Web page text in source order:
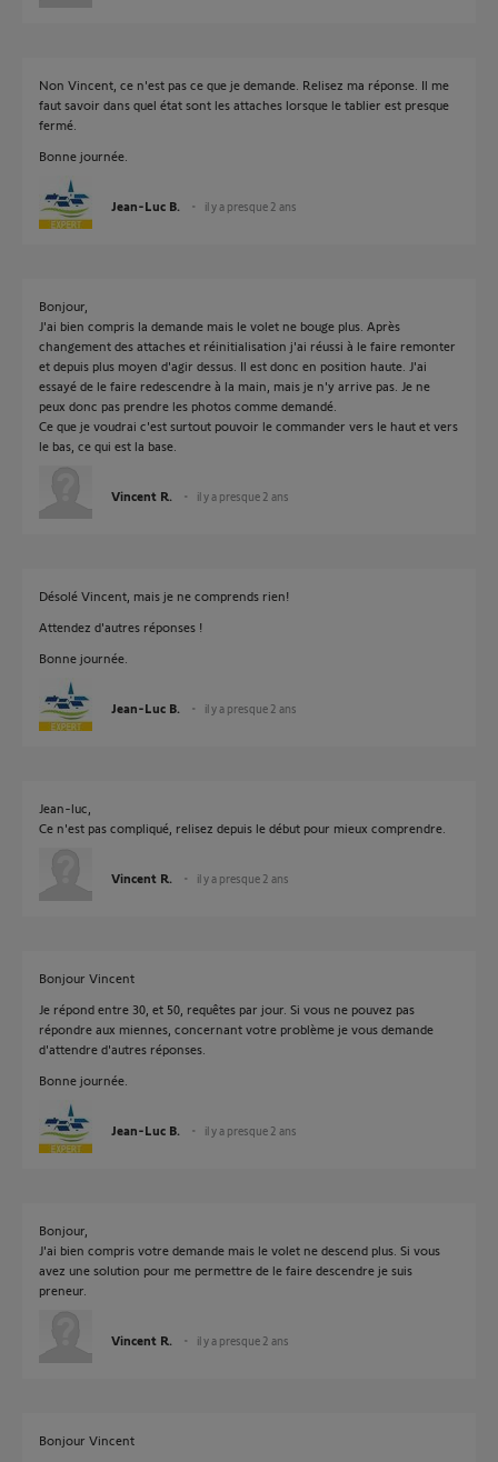
Non Vincent, ce n'est pas ce que je demande. Relisez ma réponse. Il me
faut savoir dans quel état sont les attaches lorsque le tablier est presque
fermé.
Bonne journée.
Jean-Luc B. il y a presque 2 ans
Bonjour,
J'ai bien compris la demande mais le volet ne bouge plus. Après
changement des attaches et réinitialisation j'ai réussi à le faire remonter
et depuis plus moyen d'agir dessus. Il est donc en position haute. J'ai
essayé de le faire redescendre à la main, mais je n'y arrive pas. Je ne
peux donc pas prendre les photos comme demandé.
Ce que je voudrai c'est surtout pouvoir le commander vers le haut et vers
le bas, ce qui est la base.
Vincent R. il y a presque 2 ans
Désolé Vincent, mais je ne comprends rien!
Attendez d'autres réponses !
Bonne journée.
Jean-Luc B. il y a presque 2 ans
Jean-luc,
Ce n'est pas compliqué, relisez depuis le début pour mieux comprendre.
Vincent R. il y a presque 2 ans
Bonjour Vincent
Je répond entre 30, et 50, requêtes par jour. Si vous ne pouvez pas
répondre aux miennes, concernant votre problème je vous demande
d'attendre d'autres réponses.
Bonne journée.
Jean-Luc B. il y a presque 2 ans
Bonjour,
J'ai bien compris votre demande mais le volet ne descend plus. Si vous
avez une solution pour me permettre de le faire descendre je suis
preneur.
Vincent R. il y a presque 2 ans
Bonjour Vincent